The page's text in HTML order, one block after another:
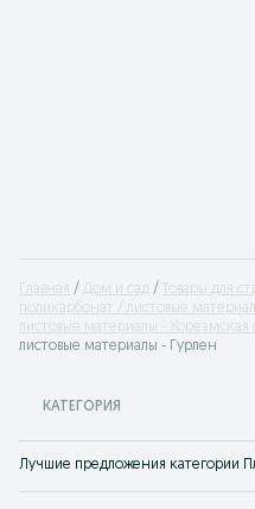
Главная Дом и сад Товары для
поликарбонат / листовые
листовые материалы - Хорезмская
листовые материалы - Гурлен
КАТЕГОРИЯ